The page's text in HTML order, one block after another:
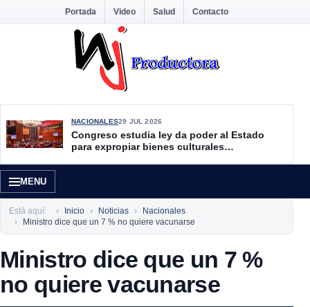
Portada Video Salud Contacto
NACIONALES29 JUL 2026
Congreso estudia ley da poder al Estado
para expropiar bienes culturales
MENU
Está aquí: Inicio Noticias
Nacionales
Ministro dice que un 7 % no quiere vacunarse
Ministro dice que un 7 %
no quiere vacunarse